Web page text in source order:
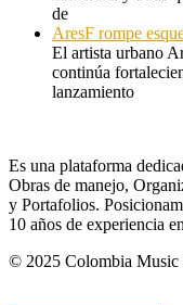
de
AresF rompe
El artista urbano
continúa
lanzamiento
Es una plataforma
Obras de manejo,
y Portafolios.
10 años de experiencia
© 2025 Colombia Music